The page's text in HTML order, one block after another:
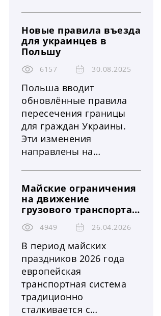
самых продолжительных
за последние годы из-за
совпадения
празднования Пасхи в
большинстве стран
Европы. Власти
усиливают
регулирование движения
крупногабаритного
транспорта, что
напрямую влияет на
логистические цепочки,
сроки доставки и
расходы бизнеса
Новые правила въезда
для украинцев в
Польшу
6157 30.08.2025
Польша вводит
обновлённые правила
пересечения границы
для граждан Украины.
Эти изменения
направлены на
процессов, усиление
контроля за нелегальной
занятостью и
гармонизацию
польского
законодательства с
нормами Европейского
Союза
Майские ограничения
на движение
грузового транспорта в
Европе 2026: полный
график запретов,
страны, даты и
влияние на логистику
и перевозки
4949 26.04.2026
В период майских
праздников 2026 года
европейская
транспортная система
традиционно
сталкивается с